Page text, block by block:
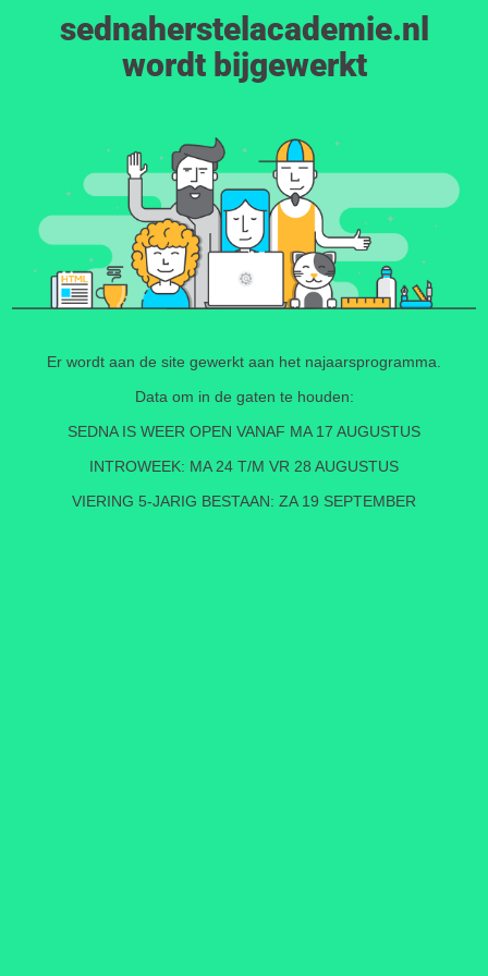
sednaherstelacademie.nl
wordt bijgewerkt
Er wordt aan de site gewerkt aan het najaarsprogramma.
Data om in de gaten te houden:
SEDNA IS WEER OPEN VANAF MA 17 AUGUSTUS
INTROWEEK: MA 24 T/M VR 28 AUGUSTUS
VIERING 5-JARIG BESTAAN: ZA 19 SEPTEMBER